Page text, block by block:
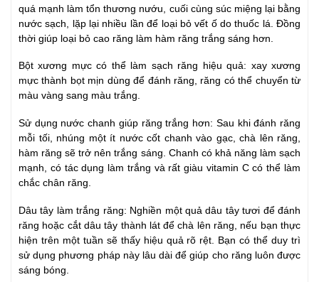
quá mạnh làm tổn thương nướu, cuối cùng súc miệng lại bằng
nước sạch, lặp lại nhiều lần để loại bỏ vết ố do thuốc lá. Đồng
thời giúp loại bỏ cao răng làm hàm răng trắng sáng hơn.
Bột xương mực có thể làm sạch răng hiệu quả: xay xương
mực thành bọt mịn dùng để đánh răng, răng có thể chuyển từ
màu vàng sang màu trắng.
Sử dụng nước chanh giúp răng trắng hơn: Sau khi đánh răng
mỗi tối, nhúng một ít nước cốt chanh vào gạc, chà lên răng,
hàm răng sẽ trở nên trắng sáng. Chanh có khả năng làm sạch
mạnh, có tác dụng làm trắng và rất giàu vitamin C có thể làm
chắc chân răng.
Dâu tây làm trắng răng: Nghiền một quả dâu tây tươi để đánh
răng hoặc cắt dâu tây thành lát để chà lên răng, nếu bạn thực
hiện trên một tuần sẽ thấy hiệu quả rõ rệt. Bạn có thể duy trì
sử dụng phương pháp này lâu dài để giúp cho răng luôn được
sáng bóng.